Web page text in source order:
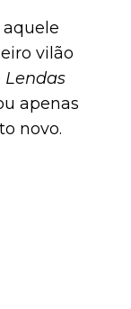
vilão
Lendas
apenas
novo.